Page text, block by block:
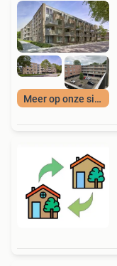
Meer op onze site